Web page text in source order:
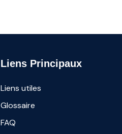
Liens Principaux
Liens utiles
Glossaire
FAQ